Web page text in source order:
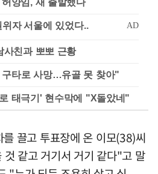
양임, 새 출발했다
사친과 뽀뽀 근황
구타로 사망…유골 못 찾아"
태극기' 현수막에 "X돌았네"
끌고 투표장에 온 이모(38)씨
같고 거기서 거기 같다"고 말